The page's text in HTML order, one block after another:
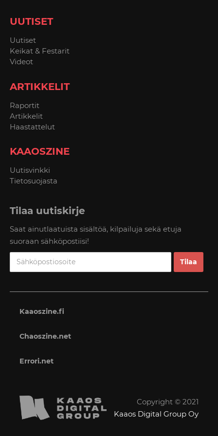
UUTISET
Uutiset
Keikat & Festarit
Videot
ARTIKKELIT
Raportit
Artikkelit
Haastattelut
KAAOSZINE
Uutisvinkki
Tietosuojasta
Tilaa uutiskirje
Saat ainutlaatuista sisältöä, kilpailuja sekä etuja
suoraan sähköpostiisi!
Kaaoszine.fi
Chaoszine.net
Errori.net
Copyright © 2021
Kaaos Digital Group Oy